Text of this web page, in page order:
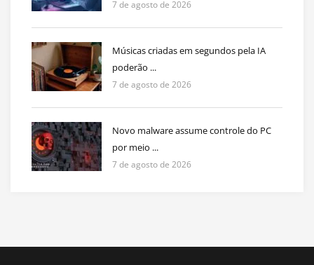
7 de agosto de 2026
Músicas criadas em segundos pela IA
poderão ...
7 de agosto de 2026
Novo malware assume controle do PC
por meio ...
7 de agosto de 2026